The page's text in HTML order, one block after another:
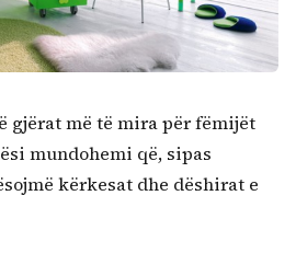
gjërat më të mira për fëmijët
mundohemi që, sipas
kërkesat dhe dëshirat e